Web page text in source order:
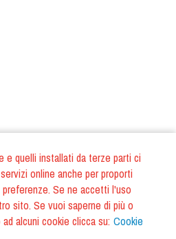
e quelli installati da terze parti ci
online anche per proporti
Se ne accetti l'uso
sito. Se vuoi saperne di più o
alcuni cookie clicca su: Cookie